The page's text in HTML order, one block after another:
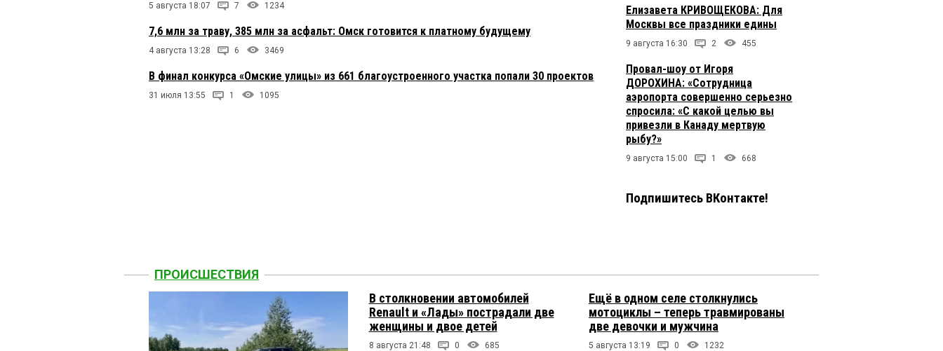
5 августа 18:07 7 1234
7,6 млн за траву, 385 млн за асфальт: Омск готовится к платному будущему
4 августа 13:28 6 3469
В финал конкурса «Омские улицы» из 661 благоустроенного участка попали 30 проектов
31 июля 13:55 1 1095
Елизавета КРИВОЩЕКОВА: Для
Москвы все праздники едины
9 августа 16:30 2 455
Провал-шоу от Игоря
ДОРОХИНА: «Сотрудница
аэропорта совершенно серьезно
спросила: «С какой целью вы
привезли в Канаду мертвую
рыбу?»
9 августа 15:00 1 668
Подпишитесь ВКонтакте!
ПРОИСШЕСТВИЯ
В столкновении автомобилей
Renault и «Лады» пострадали две
женщины и двое детей
8 августа 21:48 0 685
Ещё в одном селе столкнулись
мотоциклы – теперь травмированы
две девочки и мужчина
5 августа 13:19 0 1232